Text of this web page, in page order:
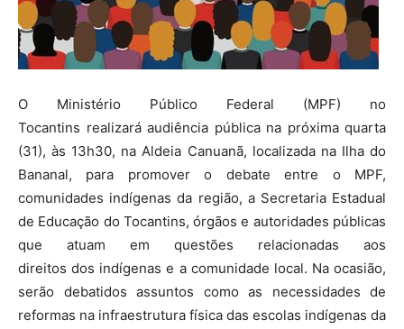
O Ministério Público Federal (MPF) no
Tocantins realizará audiência pública na próxima quarta
(31), às 13h30, na Aldeia Canuanã, localizada na Ilha do
Bananal, para promover o debate entre o MPF,
comunidades indígenas da região, a Secretaria Estadual
de Educação do Tocantins, órgãos e autoridades públicas
que atuam em questões relacionadas aos
direitos dos indígenas e a comunidade local. Na ocasião,
serão debatidos assuntos como as necessidades de
reformas na infraestrutura física das escolas indígenas da